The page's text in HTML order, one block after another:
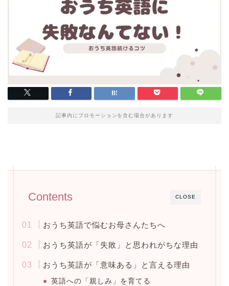
記事内にプロモーションを含む場合があります
CLOSE
Contents
おうち英語で悩むお母さんたちへ
おうち英語が「失敗」と思われがちな理由
おうち英語が「意味ある」と言える理由
英語への「親しみ」を育てる